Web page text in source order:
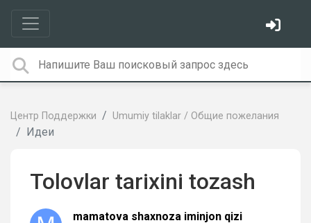
Центр Поддержки Umumiy tilaklar / Общие пожелания
Идеи
Tolovlar tarixini tozash
mamatova shaxnoza iminjon qizi